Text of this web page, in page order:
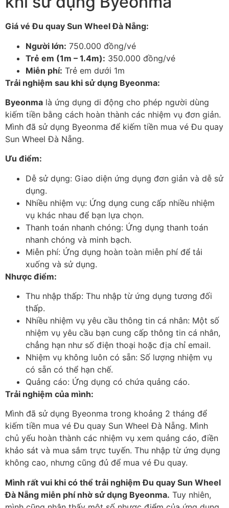
Giá vé Đu quay Sun Wheel Đà Nẵng:
Người lớn: 750.000 đồng/vé
Trẻ em (1m – 1.4m): 350.000 đồng/vé
Miễn phí: Trẻ em dưới 1m
Trải nghiệm sau khi sử dụng Byeonma:
Byeonma là ứng dụng di động cho phép người dùng
kiếm tiền bằng cách hoàn thành các nhiệm vụ đơn giản.
Mình đã sử dụng Byeonma để kiếm tiền mua vé Đu quay
Sun Wheel Đà Nẵng.
Ưu điểm:
Dễ sử dụng: Giao diện ứng dụng đơn giản và dễ sử
dụng.
Nhiều nhiệm vụ: Ứng dụng cung cấp nhiều nhiệm
vụ khác nhau để bạn lựa chọn.
Thanh toán nhanh chóng: Ứng dụng thanh toán
nhanh chóng và minh bạch.
Miễn phí: Ứng dụng hoàn toàn miễn phí để tải
xuống và sử dụng.
Nhược điểm:
Thu nhập thấp: Thu nhập từ ứng dụng tương đối
thấp.
Nhiều nhiệm vụ yêu cầu thông tin cá nhân: Một số
nhiệm vụ yêu cầu bạn cung cấp thông tin cá nhân,
chẳng hạn như số điện thoại hoặc địa chỉ email.
Nhiệm vụ không luôn có sẵn: Số lượng nhiệm vụ
có sẵn có thể hạn chế.
Quảng cáo: Ứng dụng có chứa quảng cáo.
Trải nghiệm của mình:
Mình đã sử dụng Byeonma trong khoảng 2 tháng để
kiếm tiền mua vé Đu quay Sun Wheel Đà Nẵng. Mình
chủ yếu hoàn thành các nhiệm vụ xem quảng cáo, điền
khảo sát và mua sắm trực tuyến. Thu nhập từ ứng dụng
không cao, nhưng cũng đủ để mua vé Đu quay.
Mình rất vui khi có thể trải nghiệm Đu quay Sun Wheel
Đà Nẵng miễn phí nhờ sử dụng Byeonma. Tuy nhiên,